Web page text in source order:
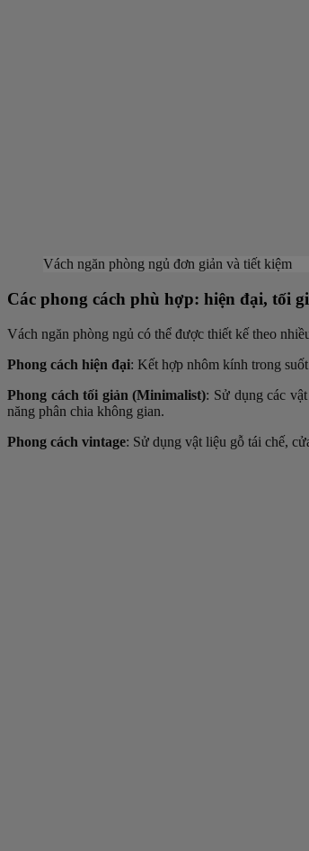
Vách ngăn phòng ngủ đơn giản và tiết kiệm
Các phong cách phù hợp: hiện đại, tối
Vách ngăn phòng ngủ có thể được thiết kế theo
Phong cách hiện đại: Kết hợp nhôm kính trong
Phong cách tối giản (Minimalist): Sử dụng các
năng phân chia không gian.
Phong cách vintage: Sử dụng vật liệu gỗ tái chế,